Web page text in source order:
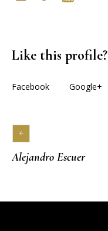
Like this profile?
Facebook Google+
Alejandro Escuer